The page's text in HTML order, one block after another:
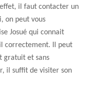
il faut contacter un
on peut vous
Josué qui connait
correctement. Il peut
gratuit et sans
il suffit de visiter son